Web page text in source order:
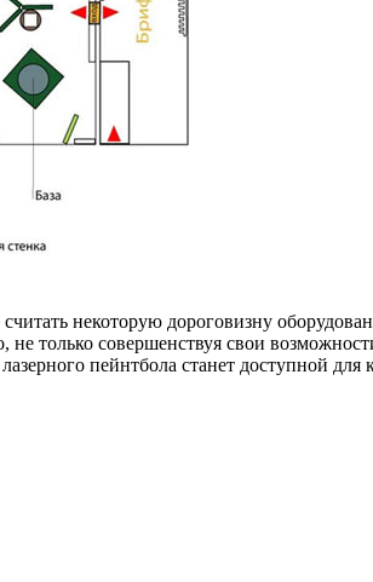
некоторую дороговизну
только совершенствуя свои
пейнтбола станет доступной